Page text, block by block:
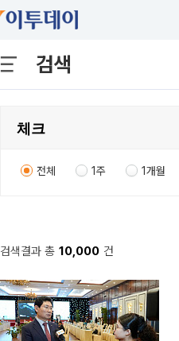
검색
전체 1주 1개월
검색결과 총 10,000 건